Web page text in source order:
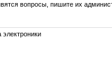
вопросы, пишите их